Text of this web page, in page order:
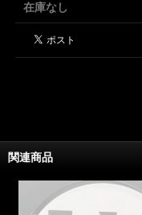
在庫なし
関連商品